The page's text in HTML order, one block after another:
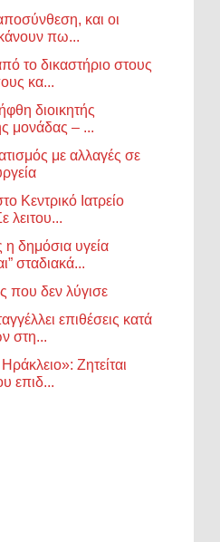
και οι
πω...
το δικαστήριο στους
κα...
διοικητής
μονάδας – ...
με αλλαγές σε
Κεντρικό Ιατρείο
λειτου...
δημόσια υγεία
σταδιακά...
που δεν λύγισε
επιθέσεις κατά
στη...
Ζητείται
επιδ...